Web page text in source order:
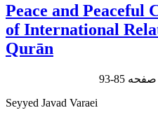
Peace and Peaceful
of International
Qurān
85-93
Seyyed Javad Varaei